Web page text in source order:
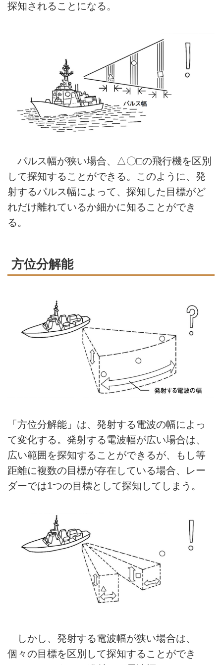
探知されることになる。
パルス幅が狭い場合、△〇□の飛行機を区別
して探知することができる。このように、発
射するパルス幅によって、探知した目標がど
れだけ離れているか細かに知ることができ
る。
方位分解能
「方位分解能」は、発射する電波の幅によっ
て変化する。発射する電波幅が広い場合は、
広い範囲を探知することができるが、もし等
距離に複数の目標が存在している場合、レー
ダーでは1つの目標として探知してしまう。
しかし、発射する電波幅が狭い場合は、
個々の目標を区別して探知することができ